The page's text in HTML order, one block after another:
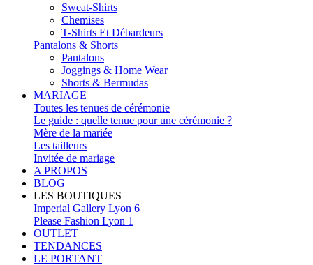
Sweat-Shirts
Chemises
T-Shirts Et Débardeurs
Pantalons & Shorts
Pantalons
Joggings & Home Wear
Shorts & Bermudas
MARIAGE
Toutes les tenues de cérémonie
Le guide : quelle tenue pour une cérémonie ?
Mère de la mariée
Les tailleurs
Invitée de mariage
A PROPOS
BLOG
LES BOUTIQUES
Imperial Gallery Lyon 6
Please Fashion Lyon 1
OUTLET
TENDANCES
LE PORTANT